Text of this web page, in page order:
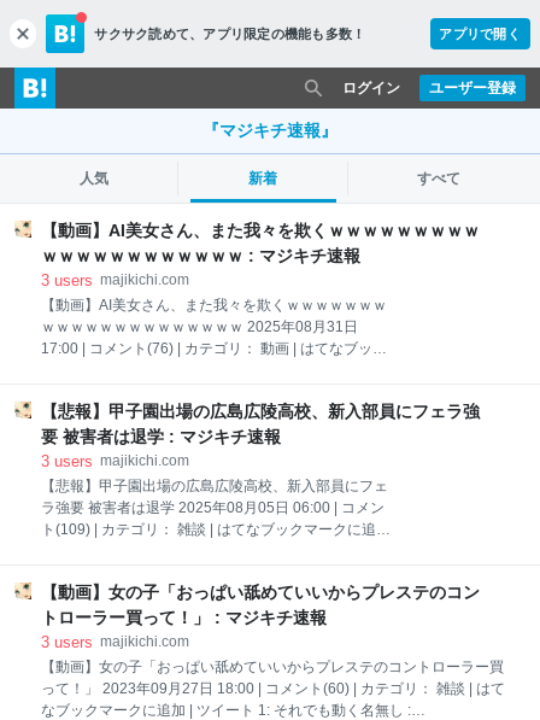
c
l
o
s
サクサク読めて、 アプリ限定の機能も多数！ アプリで開く
ユーザー登録
ログイン
『マジキチ速報』
人気 新着 すべて
【動画】AI美女さん、また我々を欺くｗｗｗｗｗｗｗｗｗ
ｗｗｗｗｗｗｗｗｗｗｗｗ : マジキチ速報
3 users majikichi.com
【動画】AI美女さん、また我々を欺くｗｗｗｗｗｗｗ
ｗｗｗｗｗｗｗｗｗｗｗｗｗｗ 2025年08月31日
17:00 | コメント(76) | カテゴリ： 動画 | はてなブック
https://video.twimg.com/ext_tw_video/195776730564
5158403/pu/vid/avc1/560x736/F9RdTh_od-
s0Bipm.mp4
https://video.twimg.com/amplify_video/195585921885
6337413/vid/avc1/720x960/Kv8CbecRexUG8Bx0.mp
4
【悲報】甲子園出場の広島広陵高校、新入部員にフェラ強
要 被害者は退学 : マジキチ速報
3 users majikichi.com
【悲報】甲子園出場の広島広陵高校、新入部員にフェ
ラ強要 被害者は退学 2025年08月05日 06:00 | コメン
ト(109) | カテゴリ： 雑談 | はてなブックマークに追加
動く名無し : 2025/08/04(月) 00:19:58.73 ID:U+vStp7I0
https://www.threads.com/@108takapi/post/DM37fhDB
a7y 広陵高校野球部いじめ事案（2025年1月20日～22
日）概要 1月20日（月） 被害者BとAがBの部屋でカッ
プ麺を食べ、加害者1が注意し、Bに1,000円で衣類購
入を依頼（口止め料の可能性）。 1月21日（火） 夜、
【動画】女の子「おっぱい舐めていいからプレステのコン
トローラー買って！」 : マジキチ速報
3 users majikichi.com
【動画】女の子「おっぱい舐めていいからプレステのコントローラー買
って！」 2023年09月27日 18:00 | コメント(60) | カテゴリ： 雑談 | はて
なブックマークに追加 | ツイート 1: それでも動く名無し :